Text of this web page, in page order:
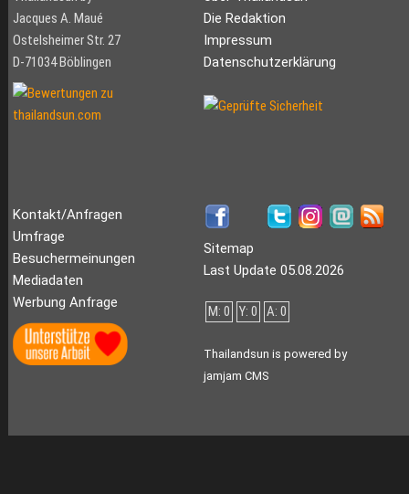
Jacques A. Maué
Ostelsheimer Str. 27
D-71034 Böblingen
Die Redaktion
Impressum
Datenschutzerklärung
Kontakt/Anfragen
Umfrage
Besuchermeinungen
Mediadaten
Werbung Anfrage
Sitemap
Last Update 05.08.2026
M: 0 Y: 0 A: 0
Thailandsun is powered by
jamjam CMS